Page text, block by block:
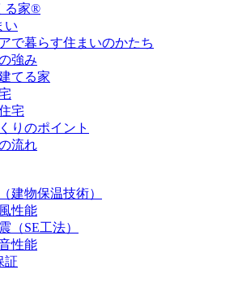
る家®
い
で暮らす住まいのかたち
強み
てる家
宅
りのポイント
流れ
建物保温技術）
性能
（SE工法）
性能
証